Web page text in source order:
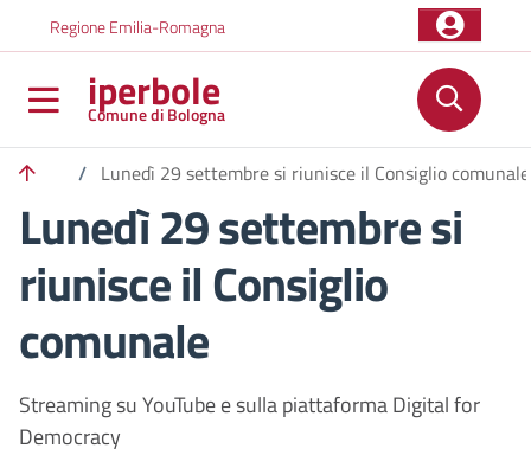
Regione Emilia-Romagna
iperbole
Comune di Bologna
/ Lunedì 29 settembre si riunisce il Consiglio comunale
Lunedì 29 settembre si
riunisce il Consiglio
comunale
Streaming su YouTube e sulla piattaforma Digital for
Democracy